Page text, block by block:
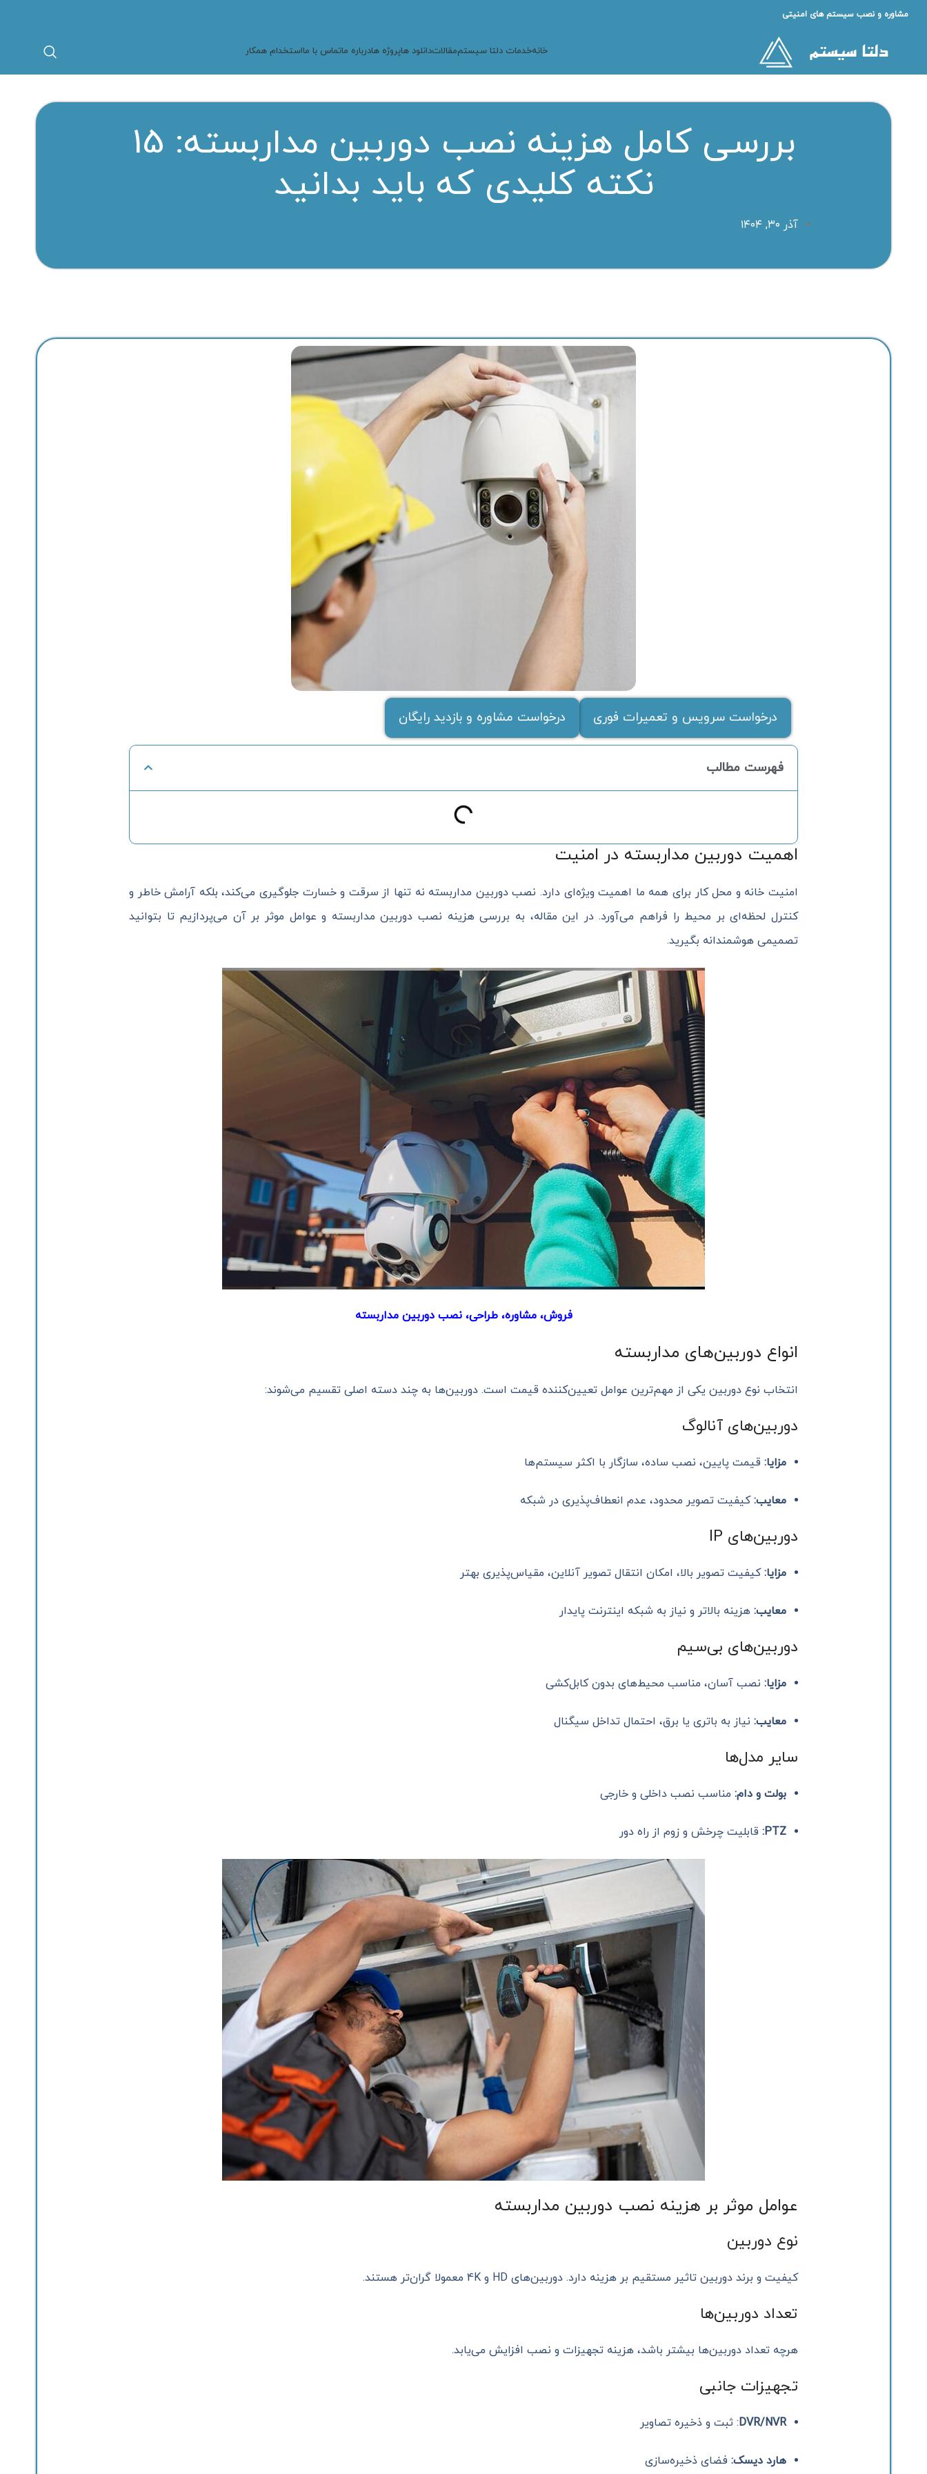
مشاوره و نصب سیستم های امنیتی
خانهخدمات دلتا سیستممقالاتدانلود هاپروژه هادرباره ماتماس با مااستخدام همکار
بررسی کامل هزینه نصب دوربین مداربسته: 15
نکته کلیدی که باید بدانید
آذر ۳۰, ۱۴۰۴
درخواست سرویس و تعمیرات فوری درخواست مشاوره و بازدید رایگان
فهرست مطالب
اهمیت دوربین مداربسته در امنیت
امنیت خانه و محل کار برای همه ما اهمیت ویژه‌ای دارد. نصب دوربین مداربسته نه تنها از سرقت و خسارت جلوگیری می‌کند، بلکه آرامش خاطر و
کنترل لحظه‌ای بر محیط را فراهم می‌آورد. در این مقاله، به بررسی هزینه نصب دوربین مداربسته و عوامل موثر بر آن می‌پردازیم تا بتوانید
تصمیمی هوشمندانه بگیرید.
فروش، مشاوره، طراحی، نصب دوربین مداربسته
انواع دوربین‌های مداربسته
انتخاب نوع دوربین یکی از مهم‌ترین عوامل تعیین‌کننده قیمت است. دوربین‌ها به چند دسته اصلی تقسیم می‌شوند:
دوربین‌های آنالوگ
مزایا: قیمت پایین، نصب ساده، سازگار با اکثر سیستم‌ها
معایب:کیفیت تصویر محدود، عدم انعطاف‌پذیری در شبکه
دوربین‌های IP
مزایا:کیفیت تصویر بالا، امکان انتقال تصویر آنلاین، مقیاس‌پذیری بهتر
معایب: هزینه بالاتر و نیاز به شبکه اینترنت پایدار
دوربین‌های بی‌سیم
مزایا: نصب آسان، مناسب محیط‌های بدون کابل‌کشی
معایب: نیاز به باتری یا برق، احتمال تداخل سیگنال
سایر مدل‌ها
بولت و دام: مناسب نصب داخلی و خارجی
PTZ: قابلیت چرخش و زوم از راه دور
عوامل موثر بر هزینه نصب دوربین مداربسته
نوع دوربین
کیفیت و برند دوربین تاثیر مستقیم بر هزینه دارد. دوربین‌های HD و 4K معمولا گران‌تر هستند.
تعداد دوربین‌ها
هرچه تعداد دوربین‌ها بیشتر باشد، هزینه تجهیزات و نصب افزایش می‌یابد.
تجهیزات جانبی
DVR/NVR: ثبت و ذخیره تصاویر
هارد دیسک: فضای ذخیره‌سازی